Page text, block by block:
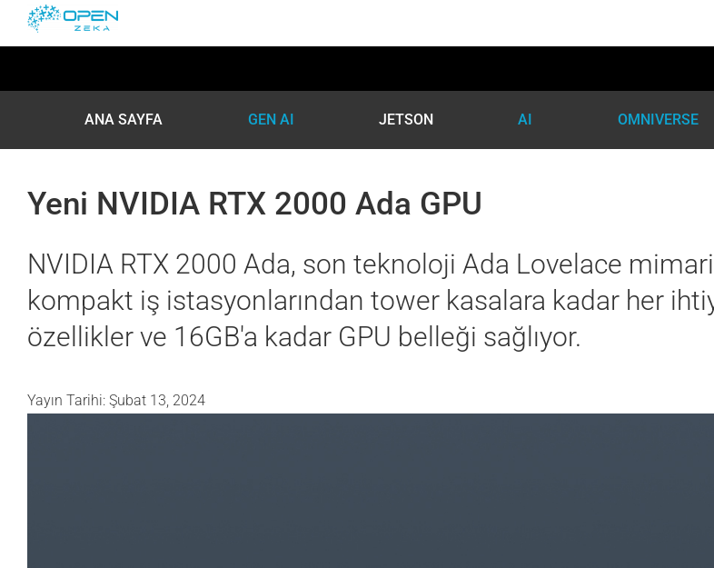
ANA SAYFA GEN AI JETSON AI OMNIVERSE
Yeni NVIDIA RTX 2000 Ada GPU
NVIDIA RTX 2000 Ada, son teknoloji Ada Lovelace
kompakt iş istasyonlarından tower kasalara kadar her
özellikler ve 16GB'a kadar GPU belleği sağlıyor.
Yayın Tarihi: Şubat 13, 2024